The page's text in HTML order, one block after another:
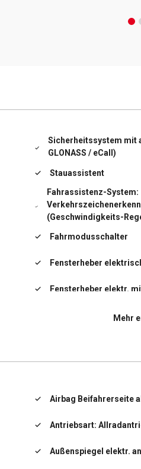
Sicherheitssystem mit
GLONASS / eCall)
Stauassistent
Fahrassistenz-System:
(Geschwindigkeits-
Fahrmodusschalter
Fensterheber
Fensterheber elektr.
Fensterzierleisten
Fußmatten
Management, VSM)
Mehr
Airbag Beifahrerseite
Antriebsart:
Außenspiegel elektr.